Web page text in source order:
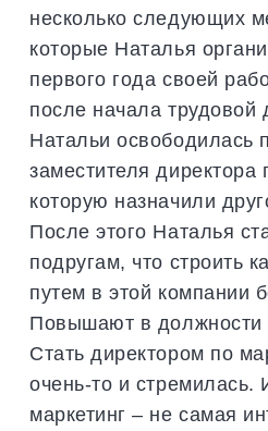
несколько следующих
которые Наталья
первого года своей
после начала трудовой
Натальи освободилась
заместителя директора
которую назначили
После этого Наталья
подругам, что строить
путем в этой компании
Повышают в должности
Стать директором по
очень-то и
маркетинг – не самая